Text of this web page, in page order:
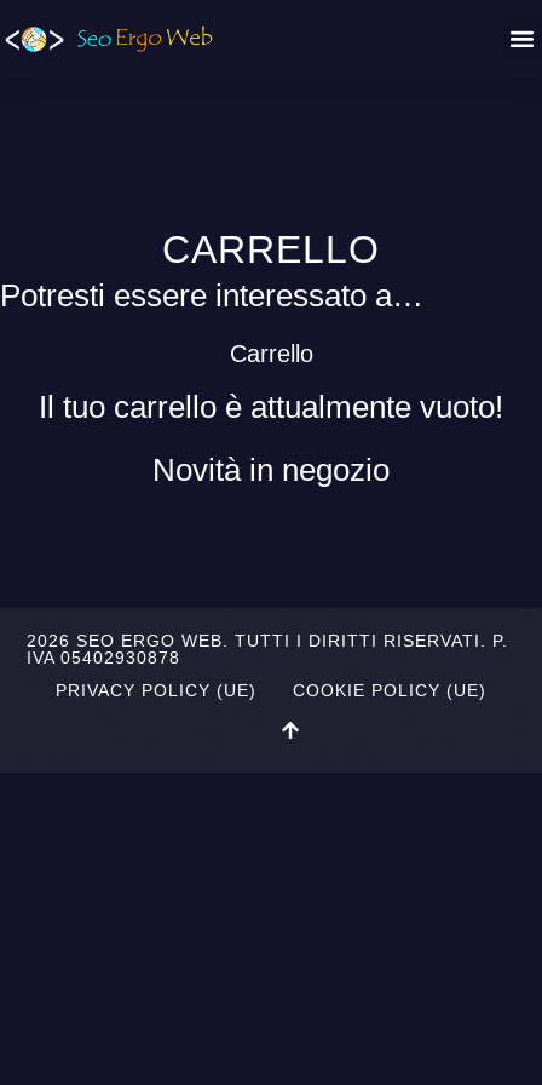
CARRELLO
Potresti essere interessato a…
Carrello
Il tuo carrello è attualmente vuoto!
Novità in negozio
2026 SEO ERGO WEB. TUTTI I DIRITTI RISERVATI. P.
IVA 05402930878
PRIVACY POLICY (UE)
COOKIE POLICY (UE)